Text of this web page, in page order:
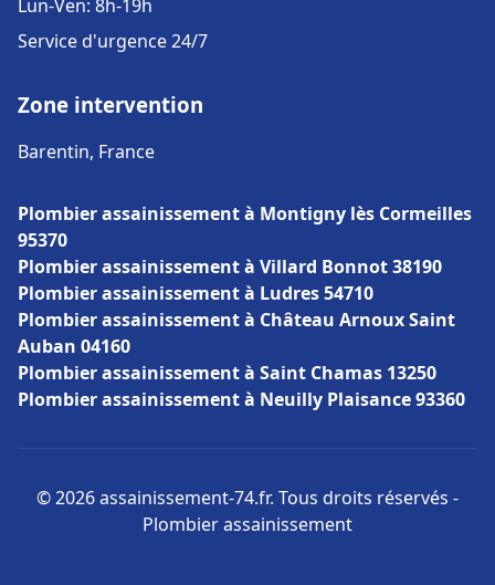
Lun-Ven: 8h-19h
Service d'urgence 24/7
Zone intervention
Barentin, France
Plombier assainissement à Montigny lès Cormeilles
95370
Plombier assainissement à Villard Bonnot 38190
Plombier assainissement à Ludres 54710
Plombier assainissement à Château Arnoux Saint
Auban 04160
Plombier assainissement à Saint Chamas 13250
Plombier assainissement à Neuilly Plaisance 93360
© 2026 assainissement-74.fr. Tous droits réservés -
Plombier assainissement